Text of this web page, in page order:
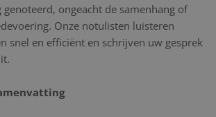
ongeacht de samenhang of
Onze notulisten luisteren
snel en efficiënt en schrijven uw gesprek